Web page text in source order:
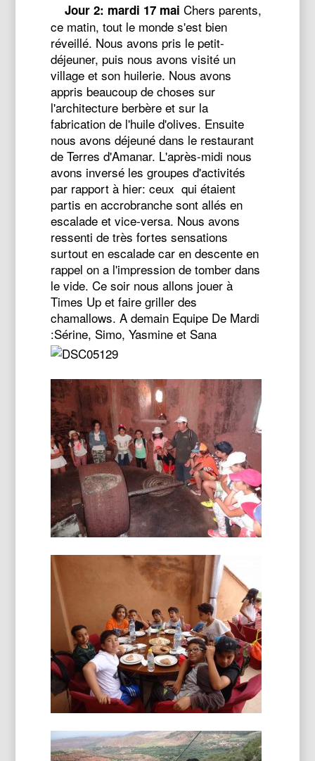
Jour 2: mardi 17 mai Chers parents,
ce matin, tout le monde s'est bien
réveillé. Nous avons pris le petit-
déjeuner, puis nous avons visité un
village et son huilerie. Nous avons
appris beaucoup de choses sur
l'architecture berbère et sur la
fabrication de l'huile d'olives. Ensuite
nous avons déjeuné dans le restaurant
de Terres d'Amanar. L'après-midi nous
avons inversé les groupes d'activités
par rapport à hier: ceux qui étaient
partis en accrobranche sont allés en
escalade et vice-versa. Nous avons
ressenti de très fortes sensations
surtout en escalade car en descente en
rappel on a l'impression de tomber dans
le vide. Ce soir nous allons jouer à
Times Up et faire griller des
chamallows. A demain Equipe De Mardi
:Sérine, Simo, Yasmine et Sana